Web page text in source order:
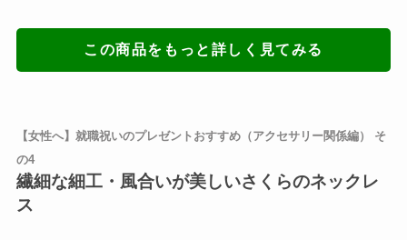
この商品をもっと詳しく見てみる
【女性へ】就職祝いのプレゼントおすすめ（アクセサリー関係編） そ
の4
繊細な細工・風合いが美しいさくらのネックレ
ス